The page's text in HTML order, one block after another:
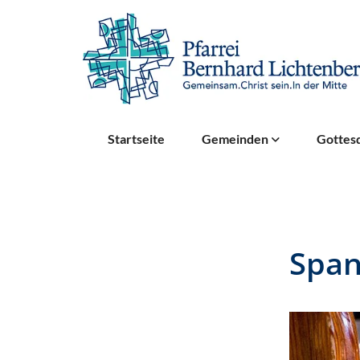
Startseite Gemeinden